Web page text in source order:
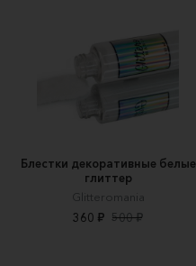
Блестки декоративные белые
глиттер
Glitteromania
360 ₽ 500 ₽